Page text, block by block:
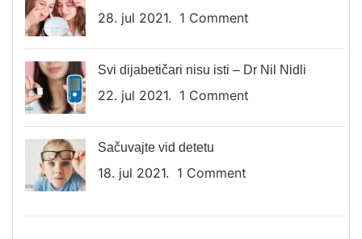
28. jul 2021. 1 Comment
Svi dijabetičari nisu isti – Dr Nil Nidli
22. jul 2021. 1 Comment
Sačuvajte vid detetu
18. jul 2021. 1 Comment